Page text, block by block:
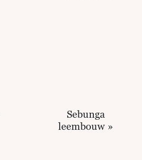
Sebunga
leembouw »